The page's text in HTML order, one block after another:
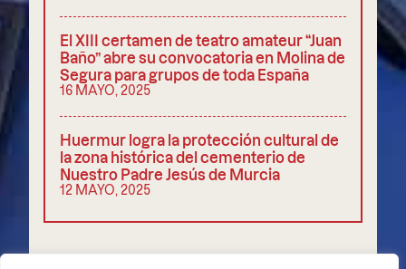
El XIII certamen de teatro amateur “Juan
Baño” abre su convocatoria en Molina de
Segura para grupos de toda España
16 MAYO, 2025
Huermur logra la protección cultural de
la zona histórica del cementerio de
Nuestro Padre Jesús de Murcia
12 MAYO, 2025